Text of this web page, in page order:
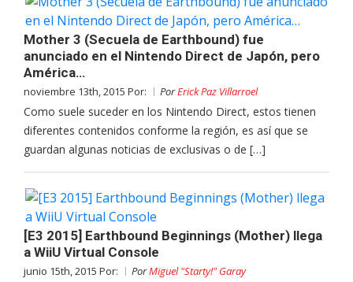
Mother 3 (Secuela de Earthbound) fue
anunciado en el Nintendo Direct de Japón, pero
América…
noviembre 13th, 2015 Por: PorErick Paz Villarroel
Como suele suceder en los Nintendo Direct, estos tienen
diferentes contenidos conforme la región, es así que se
guardan algunas noticias de exclusivas o de […]
[E3 2015] Earthbound Beginnings (Mother) llega
a WiiU Virtual Console
junio 15th, 2015 Por: PorMiguel "Starty!" Garay